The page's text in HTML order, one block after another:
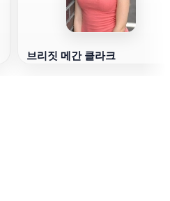
브리짓 메간 클라크